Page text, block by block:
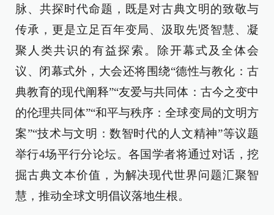
脉、共探时代命题，既是对古典文明的致敬与
传承，更是立足百年变局、汲取先贤智慧、凝
聚人类共识的有益探索。除开幕式及全体会
议、闭幕式外，大会还将围绕“德性与教化：古
典教育的现代阐释”“友爱与共同体：古今之变中
的伦理共同体”“和平与秩序：全球变局的文明方
案”“技术与文明：数智时代的人文精神”等议题
举行4场平行分论坛。各国学者将通过对话，挖
掘古典文本价值，为解决现代世界问题汇聚智
慧，推动全球文明倡议落地生根。